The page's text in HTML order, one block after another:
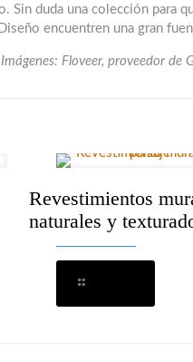
Sin duda una colección para
encuentren una gran
Imágenes: Floveer, proveedor de
Revestimientos
naturales y